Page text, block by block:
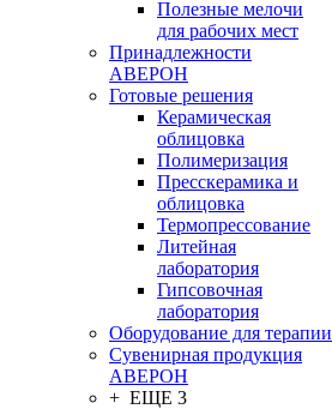
Полезные мелочи
для рабочих мест
Принадлежности
АВЕРОН
Готовые решения
Керамическая
облицовка
Полимеризация
Пресскерамика и
облицовка
Термопрессование
Литейная
лаборатория
Гипсовочная
лаборатория
Оборудование для терапии
Сувенирная продукция
АВЕРОН
+ ЕЩЕ 3